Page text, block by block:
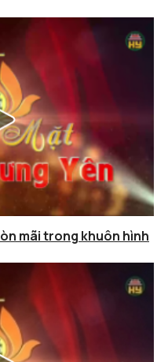
mãi trong khuôn hình